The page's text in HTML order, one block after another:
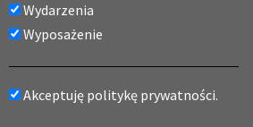
Wydarzenia
Wyposażenie
Akceptuję politykę prywatności.